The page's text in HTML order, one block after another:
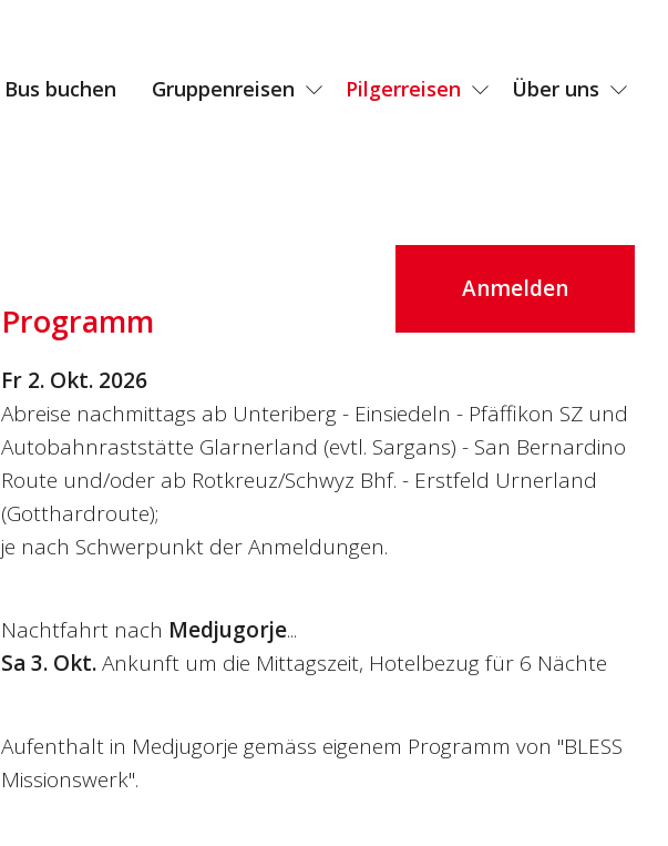
Bus buchen Gruppenreisen Pilgerreisen
Über uns
Anmelden
Programm
Fr 2. Okt. 2026
Abreise nachmittags ab Unteriberg - Einsiedeln - Pfäffikon SZ und
Autobahnraststätte Glarnerland (evtl. Sargans) - San Bernardino
Route und/oder ab Rotkreuz/Schwyz Bhf. - Erstfeld Urnerland
(Gotthardroute);
je nach Schwerpunkt der Anmeldungen.
Nachtfahrt nach Medjugorje...
Sa 3. Okt.Ankunft um die Mittagszeit, Hotelbezug für 6 Nächte
Aufenthalt in Medjugorje gemäss eigenem Programm von "BLESS
Missionswerk".